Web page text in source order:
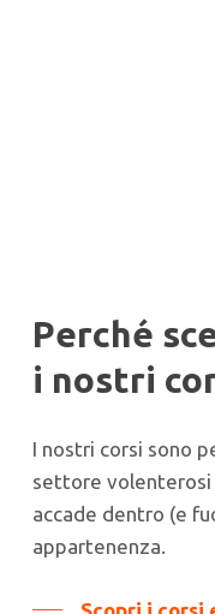
Perché
i nostri
I nostri corsi sono
settore volenterosi
accade dentro (e
appartenenza.
Scopri i corsi